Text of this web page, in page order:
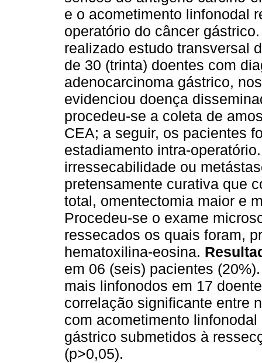
e o acometimento linfonodal
operatório do câncer
realizado estudo transversal
de 30 (trinta) doentes com
adenocarcinoma gástrico,
evidenciou doença
procedeu-se a coleta de
CEA; a seguir, os pacientes
estadiamento intra-
irressecabilidade ou
pretensamente curativa que
total, omentectomia maior e
Procedeu-se o exame
ressecados os quais foram,
hematoxilina-eosina.
em 06 (seis) pacientes
mais linfonodos em 17
correlação significante entre
com acometimento
gástrico submetidos à
(p>0,05).